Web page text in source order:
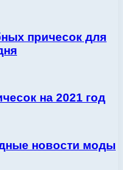
причесок для
на 2021 год
новости моды